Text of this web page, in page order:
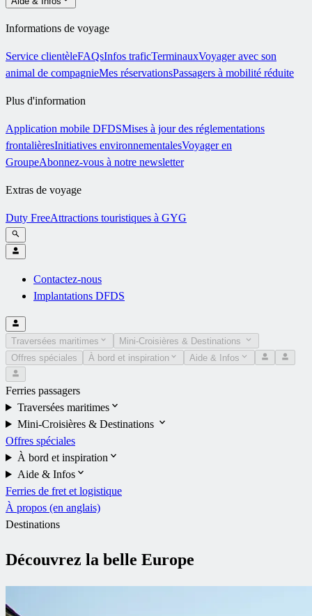
Informations de voyage
Service clientèleFAQsInfos traficTerminauxVoyager avec son
animal de compagnieMes réservationsPassagers à mobilité réduite
Plus d'information
Application mobile DFDSMises à jour des réglementations
frontalièresInitiatives environnementalesVoyager en
GroupeAbonnez-vous à notre newsletter
Extras de voyage
Duty FreeAttractions touristiques à GYG
Contactez-nous
Implantations DFDS
Traversées maritimes
Mini-Croisières & Destinations
Offres spéciales
À bord et inspiration Aide & Infos
Ferries passagers
Traversées maritimes
Mini-Croisières & Destinations
Offres spéciales
À bord et inspiration
Aide & Infos
Ferries de fret et logistique
À propos (en anglais)
Destinations
Découvrez la belle Europe